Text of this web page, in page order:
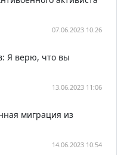
07.06.2023 10:26
Я верю, что вы
13.06.2023 11:06
миграция из
14.06.2023 10:54